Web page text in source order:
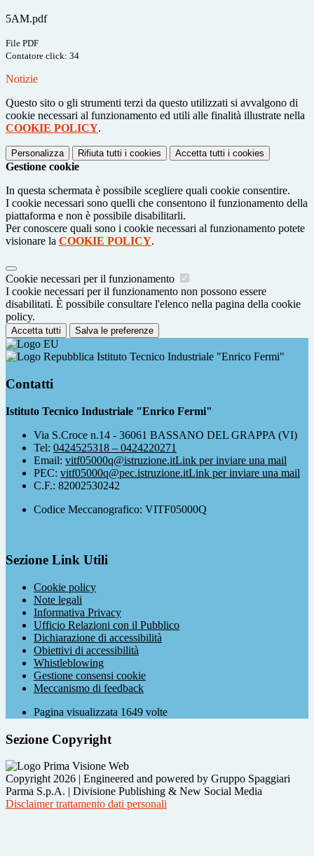
5AM.pdf
File PDF
Contatore click: 34
Notizie
Questo sito o gli strumenti terzi da questo utilizzati si avvalgono di
cookie necessari al funzionamento ed utili alle finalità illustrate nella
COOKIE POLICY.
Personalizza Rifiuta tutti i cookies Accetta tutti i cookies
Gestione cookie
In questa schermata è possibile scegliere quali cookie consentire.
I cookie necessari sono quelli che consentono il funzionamento della
piattaforma e non è possibile disabilitarli.
Per conoscere quali sono i cookie necessari al funzionamento potete
visionare la COOKIE POLICY.
Cookie necessari per il funzionamento
I cookie necessari per il funzionamento non possono essere
disabilitati. È possibile consultare l'elenco nella pagina della cookie
policy.
Accetta tutti Salva le preferenze
Istituto Tecnico Industriale "Enrico Fermi"
Contatti
Istituto Tecnico Industriale "Enrico Fermi"
Via S.Croce n.14 - 36061 BASSANO DEL GRAPPA (VI)
Tel: 0424525318 – 0424220271
Email: vitf05000q@istruzione.itLink per inviare una mail
PEC: vitf05000q@pec.istruzione.itLink per inviare una mail
C.F.: 82002530242
Codice Meccanografico: VITF05000Q
Sezione Link Utili
Cookie policy
Note legali
Informativa Privacy
Ufficio Relazioni con il Pubblico
Dichiarazione di accessibilità
Obiettivi di accessibilità
Whistleblowing
Gestione consensi cookie
Meccanismo di feedback
Pagina visualizzata 1649 volte
Sezione Copyright
Copyright 2026 | Engineered and powered by Gruppo Spaggiari
Parma S.p.A. | Divisione Publishing & New Social Media
Disclaimer trattamento dati personali